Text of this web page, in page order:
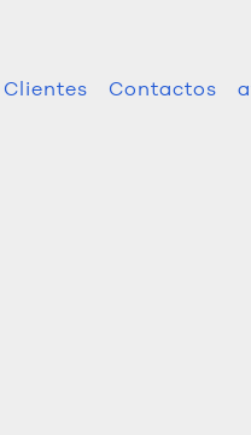
Clientes Contactos